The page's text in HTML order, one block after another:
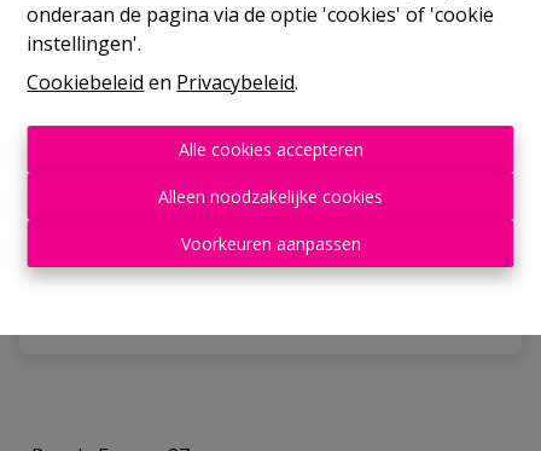
onderaan de pagina via de optie 'cookies' of 'cookie
instellingen'.
Cookiebeleid en Privacybeleid.
Alle cookies accepteren
Alleen noodzakelijke cookies
Voorkeuren aanpassen
Grond
Avenue Paul Pastur , 6200 Bouffioulx
Vanaf € 79.000